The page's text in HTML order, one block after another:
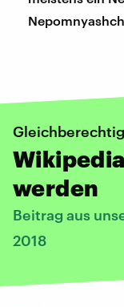
werden
Beitrag aus
2018